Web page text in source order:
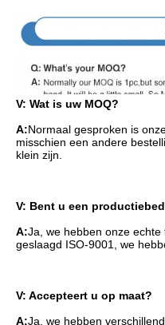
V: Wat is uw MOQ?
A:Normaal gesproken is
misschien een andere
klein zijn.
V: Bent u een
A:Ja, we hebben onze
geslaagd ISO-9001, we
V: Accepteert u op maat?
A:Ja, we hebben